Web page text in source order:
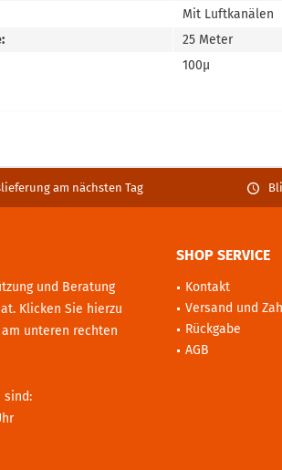
Mit Luftkanälen
25 Meter
100µ
am nächsten Tag
und Beratung
Klicken Sie hierzu
unteren rechten
sind:
SHOP SERVICE
Kontakt
Versand und
Rückgabe
AGB